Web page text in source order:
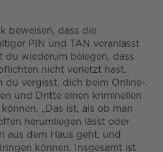
beweisen, dass die
PIN und TAN veranlasst
du wiederum belegen, dass
nicht verletzt hast.
du vergisst, dich beim Online-
und Dritte einen kriminellen
„Das ist, als ob man
herumliegen lässt oder
aus dem Haus geht, und
können. Insgesamt ist